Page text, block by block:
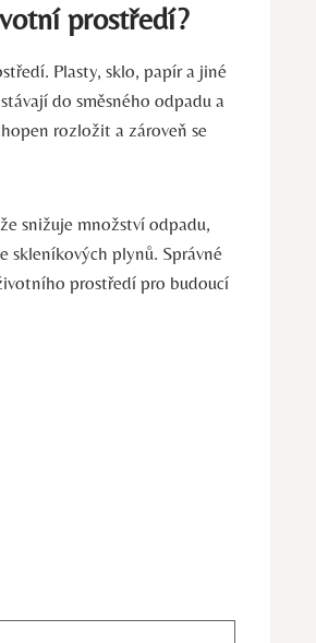
prostředí?
Plasty, sklo, papír a jiné
do směsného odpadu a
rozložit a zároveň se
snižuje množství odpadu,
skleníkových plynů. Správné
prostředí pro budoucí